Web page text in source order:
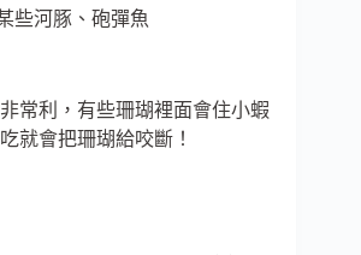
些河豚、砲彈魚
常利，有些珊瑚裡面會住小蝦
就會把珊瑚給咬斷！